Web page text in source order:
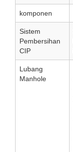
komponen
Sistem
Pembersihan
CIP
Lubang
Manhole